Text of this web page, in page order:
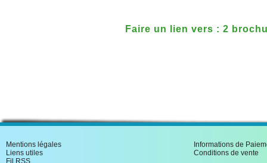
Faire un lien vers : 2
Mentions légales
Liens utiles
Fil RSS
Informations de
Conditions de vente